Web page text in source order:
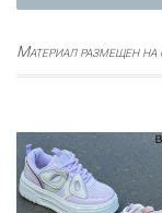
Материал размещен на